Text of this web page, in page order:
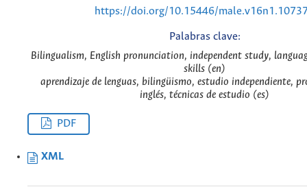
https://doi.org/10.15446/
Palabras clave:
Bilingualism, English pronunciation, independent study,
skills (en)
aprendizaje de lenguas, bilingüismo, estudio independiente,
inglés, técnicas de estudio (es)
PDF
XML